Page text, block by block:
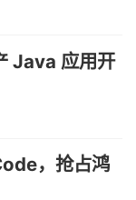
Java 应用开
，抢占鸿